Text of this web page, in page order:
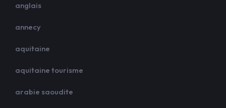
anglais
annecy
aquitaine
aquitaine tourisme
arabie saoudite